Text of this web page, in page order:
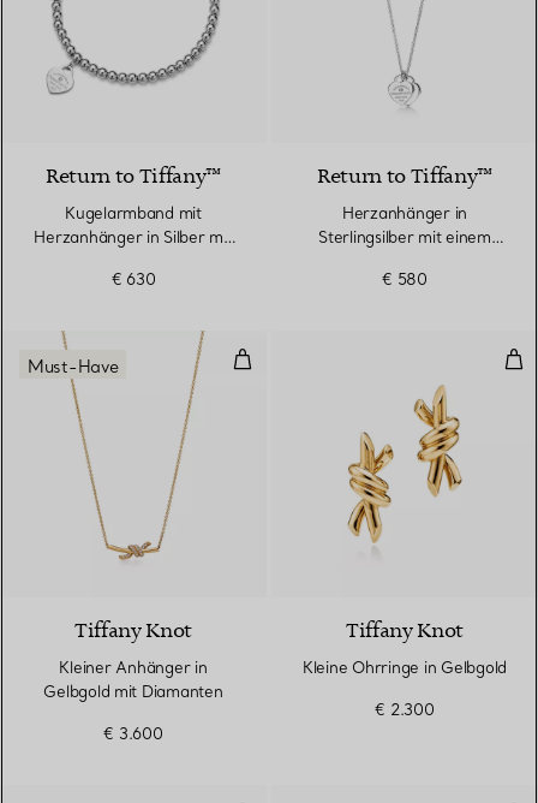
3 Farben
Return to Tiffany™
Kugelarmband mit
Herzanhänger in Silber mit
€ 630
Return to Tiffany™
Herzanhänger in
Sterlingsilber mit einem
€ 580
Kleiner Anhänger in Gelbgold
Must-Have
Tiffany Knot
Kleiner Anhänger in
Gelbgold mit Diamanten
€ 3.600
Tiffany Knot
Kleine Ohrringe in Gelbgold
€ 2.300